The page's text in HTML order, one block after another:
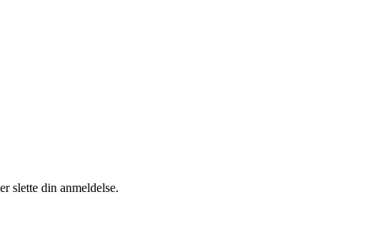
slette din anmeldelse.